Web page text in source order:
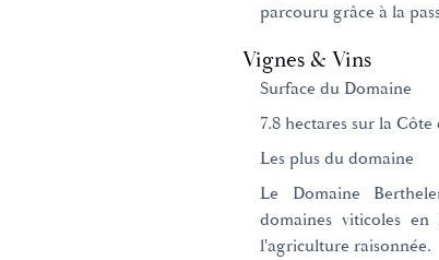
parcouru grâce à la
Vignes & Vins
Surface du Domaine
7.8 hectares sur la Côte
Les plus du domaine
Le Domaine
domaines viticoles
l'agriculture raisonnée.